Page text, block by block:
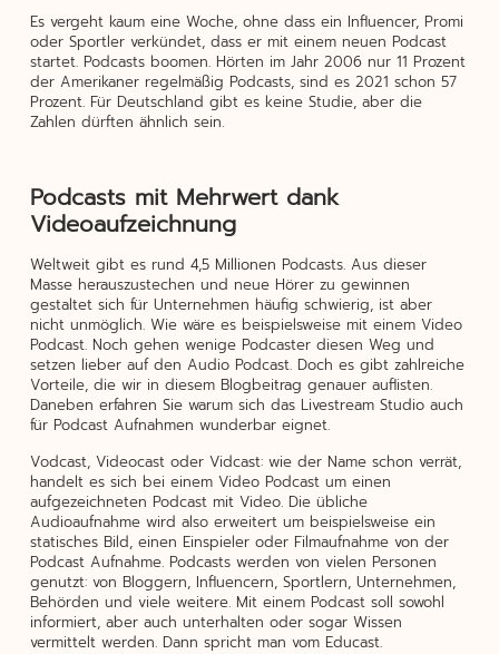
Es vergeht kaum eine Woche, ohne dass ein Influencer, Promi
oder Sportler verkündet, dass er mit einem neuen Podcast
startet. Podcasts boomen. Hörten im Jahr 2006 nur 11 Prozent
der Amerikaner regelmäßig Podcasts, sind es 2021 schon 57
Prozent. Für Deutschland gibt es keine Studie, aber die
Zahlen dürften ähnlich sein.
Podcasts mit Mehrwert dank
Videoaufzeichnung
Weltweit gibt es rund 4,5 Millionen Podcasts. Aus dieser
Masse herauszustechen und neue Hörer zu gewinnen
gestaltet sich für Unternehmen häufig schwierig, ist aber
nicht unmöglich. Wie wäre es beispielsweise mit einem Video
Podcast. Noch gehen wenige Podcaster diesen Weg und
setzen lieber auf den Audio Podcast. Doch es gibt zahlreiche
Vorteile, die wir in diesem Blogbeitrag genauer auflisten.
Daneben erfahren Sie warum sich das Livestream Studio auch
für Podcast Aufnahmen wunderbar eignet.
Vodcast, Videocast oder Vidcast: wie der Name schon verrät,
handelt es sich bei einem Video Podcast um einen
aufgezeichneten Podcast mit Video. Die übliche
Audioaufnahme wird also erweitert um beispielsweise ein
statisches Bild, einen Einspieler oder Filmaufnahme von der
Podcast Aufnahme. Podcasts werden von vielen Personen
genutzt: von Bloggern, Influencern, Sportlern, Unternehmen,
Behörden und viele weitere. Mit einem Podcast soll sowohl
informiert, aber auch unterhalten oder sogar Wissen
vermittelt werden. Dann spricht man vom Educast.